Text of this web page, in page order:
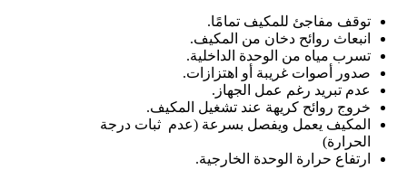
توقف مفاجئ للمكيف تمامًا.
انبعاث روائح دخان من المكيف.
تسرب مياه من الوحدة الداخلية.
صدور أصوات غريبة أو اهتزازات.
عدم تبريد رغم عمل الجهاز.
خروج روائح كريهة عند تشغيل المكيف.
المكيف يعمل ويفصل بسرعة (عدم ثبات درجة
الحرارة)
ارتفاع حرارة الوحدة الخارجية.